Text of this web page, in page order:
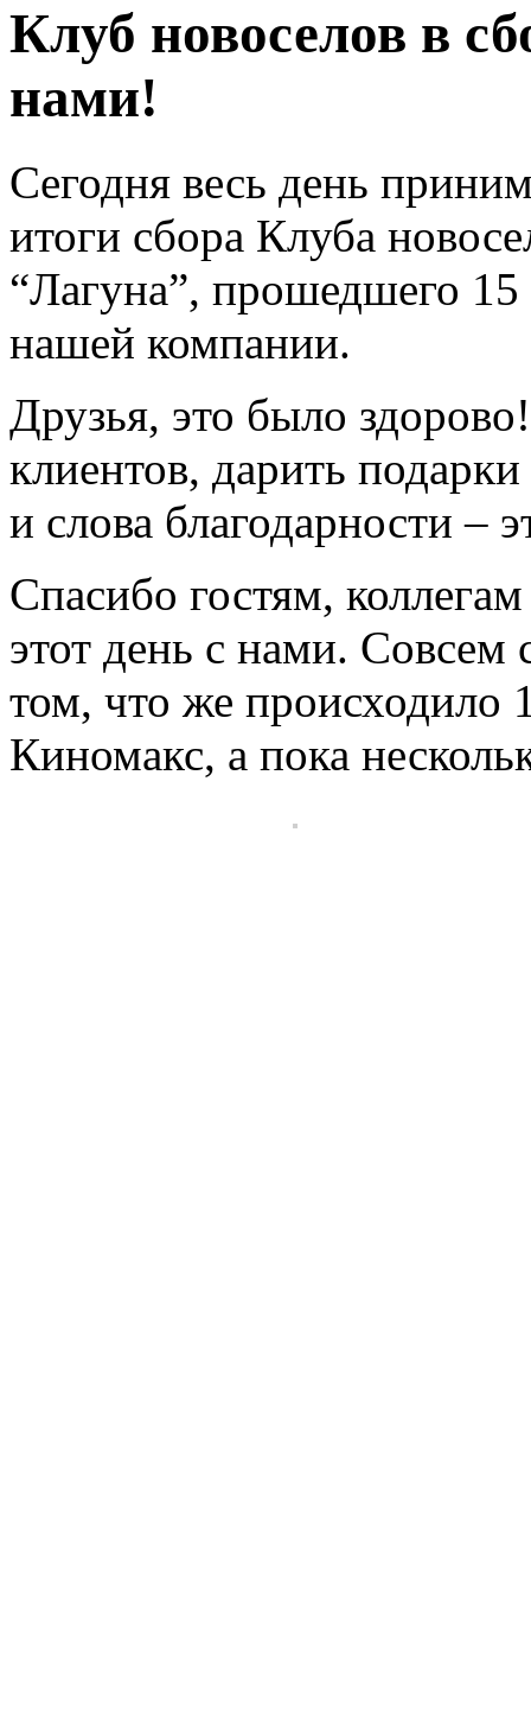
Клуб новоселов в
нами!
Сегодня весь день
итоги сбора Клуба
“Лагуна”, прошедшего
нашей компании.
Друзья, это было
клиентов, дарить
и слова благодарности –
Спасибо гостям,
этот день с нами. Совсем
том, что же происходило
Киномакс, а пока